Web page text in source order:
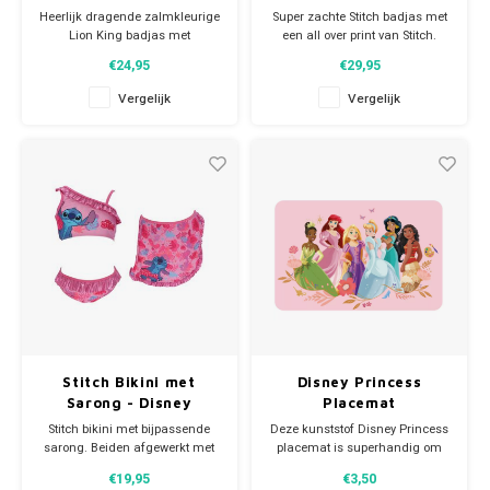
Heerlijk dragende zalmkleurige
Lion King badjas met
Deze zachte fleece
ochtendjas heeft 2 zakken, een
ceintuur en een all over print
licht en comfortabel en is ideaal
voor een luie zondag, na
de zwemles
€24,95
Vergelijk
Super zachte Stitch badjas met
een all over print van Stitch.
ochtendjas draagt licht en
comfortabel en is ideaal voor
een luie zondag op de bank, na
Materiaal: 100% polyester (coral
€29,95
Vergelijk
Stitch Bikini met
Sarong - Disney
Stitch bikini met bijpassende
sarong. Beiden afgewerkt met
De roze Disney bikini met
€19,95
Disney Princess
Placemat
Deze kunststof Disney Princess
placemat is superhandig om
je ontbijt, lunch of avondeten.
€3,50